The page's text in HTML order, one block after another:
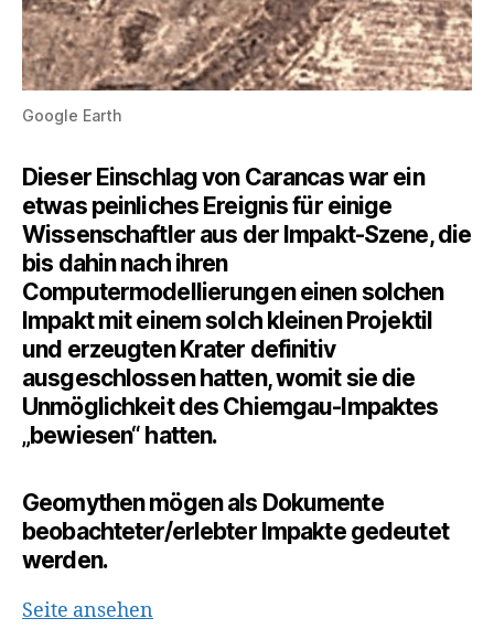
Google Earth
Dieser Einschlag von Carancas war ein
etwas peinliches Ereignis für einige
Wissenschaftler aus der Impakt-Szene, die
bis dahin nach ihren
Computermodellierungen einen solchen
Impakt mit einem solch kleinen Projektil
und erzeugten Krater definitiv
ausgeschlossen hatten, womit sie die
Unmöglichkeit des Chiemgau-Impaktes
„bewiesen“ hatten.
Geomythen mögen als Dokumente
beobachteter/erlebter Impakte gedeutet
werden.
Seite ansehen